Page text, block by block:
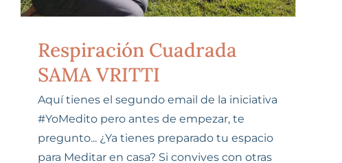
Respiración Cuadrada
SAMA VRITTI
Aquí tienes el segundo email de la iniciativa
#YoMedito pero antes de empezar, te
pregunto... ¿Ya tienes preparado tu espacio
para Meditar en casa? Si convives con otras